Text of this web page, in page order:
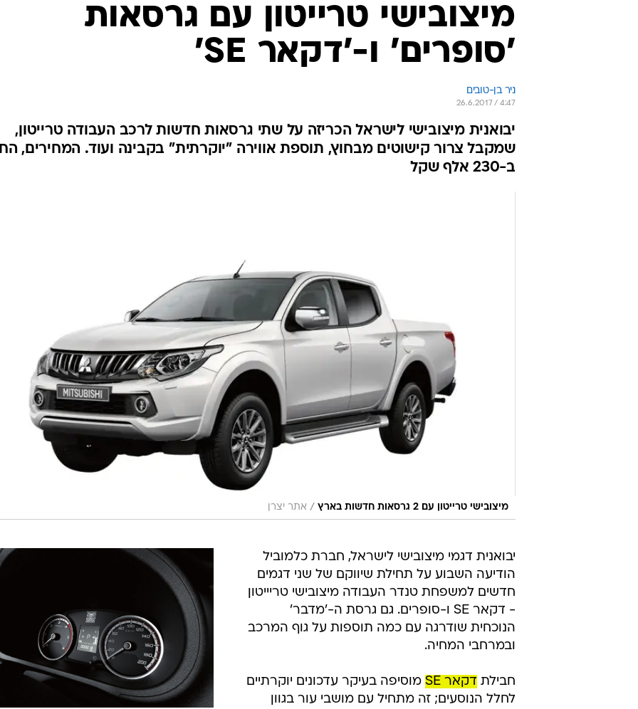
דעותמיצובישי טרייטון עם גרסאות
'סופרים' ו-'דקאר SE'
ניר בן-טובים
26.6.2017 / 4:47
יבואנית מיצובישי לישראל הכריזה על שתי גרסאות חדשות לרכב העבודה טרייטון,
שמקבל צרור קישוטים מבחוץ, תוספת אווירה "יוקרתית" בקבינה ועוד. המחירים,
ב-230 אלף שקל
מיצובישי טרייטון עם 2 גרסאות חדשות בארץ / אתר יצרן
יבואנית דגמי מיצובישי לישראל, חברת כלמוביל
הודיעה השבוע על תחילת שיווקם של שני דגמים
חדשים למשפחת טנדר העבודה מיצובישי טריייטון
- דקאר SE ו-סופרים. גם גרסת ה-'מדבר'
הנוכחית שודרגה עם כמה תוספות על גוף המרכב
ובמרחבי המחיה.
חבילת דקאר SE
מוסיפה בעיקר עדכונים יוקרתיים
לחלל הנוסעים; זה מתחיל עם מושבי עור בגוון